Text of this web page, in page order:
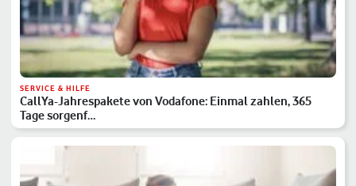
SERVICE & HILFE
CallYa-Jahrespakete von Vodafone: Einmal zahlen, 365
Tage sorgenf…